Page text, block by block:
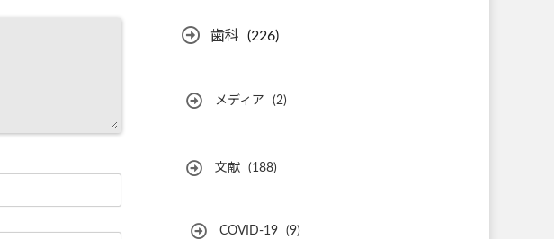
歯科 (226)
メディア (2)
文献 (188)
COVID-19 (9)